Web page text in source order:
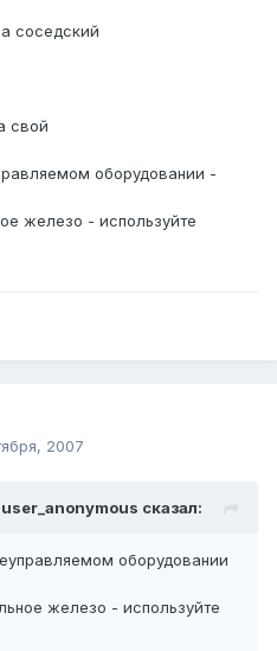
соседский
свой
оборудовании -
железо - используйте
2007
сказал:
оборудовании
железо - используйте